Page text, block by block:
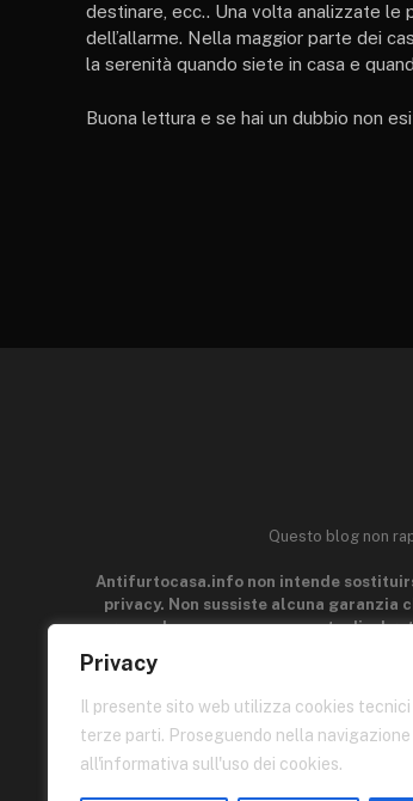
Privacy
Il presente sito web utilizza cookies tecnici
terze parti. Proseguendo nella
all'informativa sull'uso dei cookies.
destinare, ecc.. Una volta analizzate le
dell’allarme. Nella maggior parte dei
la serenità quando siete in casa e
Buona lettura e se hai un dubbio non
Questo blog non
Antifurtocasa.info non intende
privacy. Non sussiste alcuna
generale e a scopo puramente
acquisire la manualità e l'esperienza
parti connesse a Antifurtocasa.info
I contenuti di queste pagine sono di